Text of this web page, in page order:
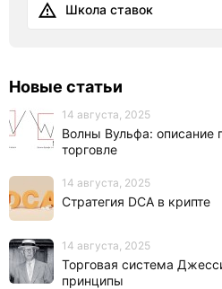
Школа ставок
Новые статьи
14 августа, 2025
Волны Вульфа: описание
торговле
14 августа, 2025
Стратегия DCA в крипте
14 августа, 2025
Торговая система
принципы